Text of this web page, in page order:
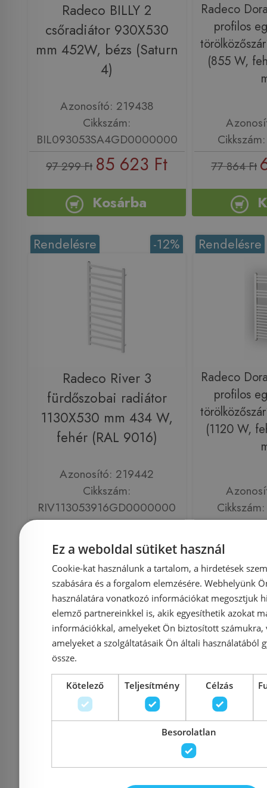
Radeco BILLY 2
csőradiátor 930X530
mm 452W, bézs (Saturn
4)
Azonosító: 219438
Cikkszám:
BIL093053SA4GD0000000
97 299 Ft 85 623 Ft
Kosárba
Radeco
profilos
(855 W,
77 864 Ft
-12%
Rendelésre
Radeco River 3
fürdőszobai radiátor
1130X530 mm 434 W,
fehér (RAL 9016)
Azonosító: 219442
Cikkszám:
RIV113053916GD0000000
Kosárba
Rendelésre
Radeco
profilos
(1120 W,
-12%
Rendelésre
400/UE standard
Rendelésre
500/L D
Ez a weboldal sütiket használ
Cookie-kat használunk a tartalom, a hirdetések
szabására és a forgalom elemzésére. Webhelyünk
használatára vonatkozó információkat megosztjuk
elemző partnereinkkel is, akik egyesíthetik azokat
információkkal, amelyeket Ön biztosított számukra,
amelyeket a szolgáltatásaik Ön általi használatából
össze.
Kötelező Teljesítmény Célzás
Besorolatlan